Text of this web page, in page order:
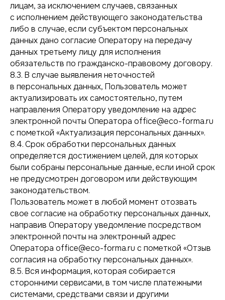
лицам, за исключением случаев, связанных
с исполнением действующего законодательства
либо в случае, если субъектом персональных
данных дано согласие Оператору на передачу
данных третьему лицу для исполнения
обязательств по гражданско-правовому договору.
8.3. В случае выявления неточностей
в персональных данных, Пользователь может
актуализировать их самостоятельно, путем
направления Оператору уведомление на адрес
электронной почты Оператора office@eco-forma.ru
с пометкой «Актуализация персональных данных».
8.4. Срок обработки персональных данных
определяется достижением целей, для которых
были собраны персональные данные, если иной срок
не предусмотрен договором или действующим
законодательством.
Пользователь может в любой момент отозвать
свое согласие на обработку персональных данных,
направив Оператору уведомление посредством
электронной почты на электронный адрес
Оператора office@eco-forma.ru с пометкой «Отзыв
согласия на обработку персональных данных».
8.5. Вся информация, которая собирается
сторонними сервисами, в том числе платежными
системами, средствами связи и другими
экологические вопросы
должны решаться просто
и профессионально.
Оставьте заявку —
я перезвоню.
Анна Ратушнова,
"Зона
ДАВАЙТЕ ОБСУДИМ
ВАШУ ЗАДАЧУ
Ваше имя
+7
Я принимаюПолитику конфиденциальности
[ ОТПРАВИТЬ ЗАЯВКУ ]